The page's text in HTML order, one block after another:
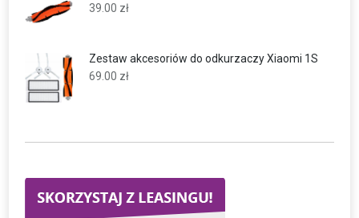
39.00 zł
Zestaw akcesoriów do odkurzaczy Xiaomi 1S
69.00 zł